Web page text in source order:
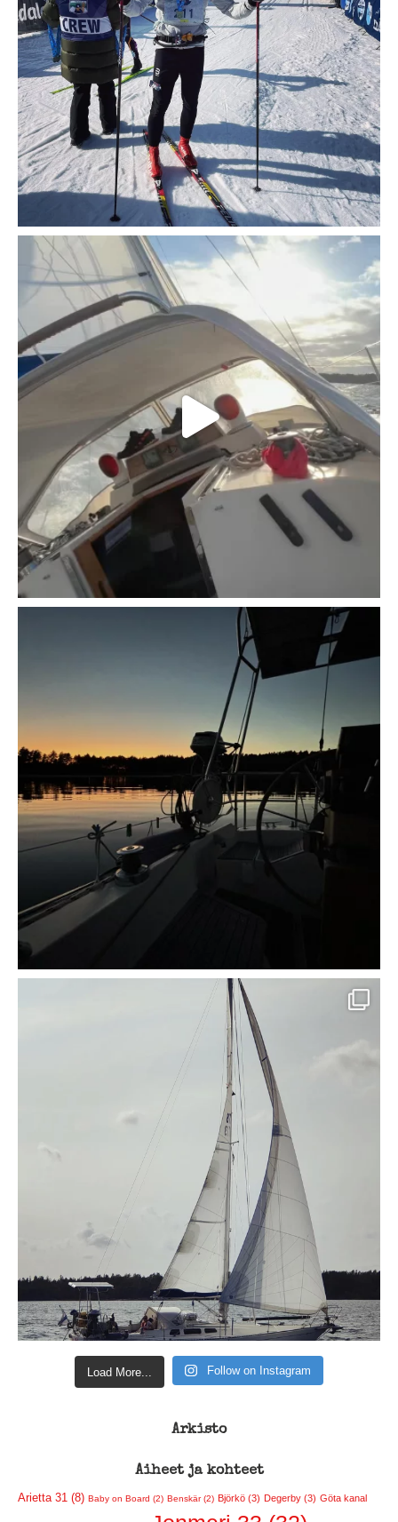
Load More... Follow on Instagram
Arkisto
Aiheet ja kohteet
Arietta 31 (8) Baby on Board (2) Benskär (2) Björkö (3) Degerby (3) Göta kanal